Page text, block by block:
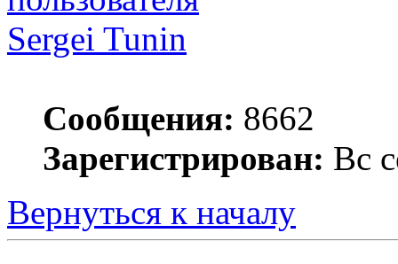
Sergei Tunin
Сообщения: 8662
Зарегистрирован: Вс
Вернуться к началу